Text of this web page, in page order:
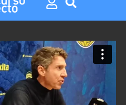
Search